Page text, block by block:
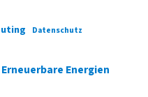
Datenschutz
Erneuerbare Energien